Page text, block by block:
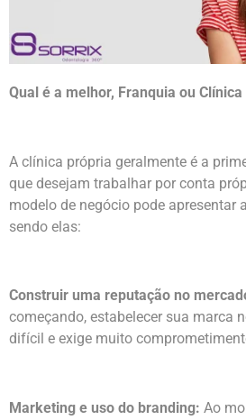
Qual é a melhor, Franquia ou
A clínica própria geralmente é a
que desejam trabalhar por conta
modelo de negócio pode apresentar
sendo elas:
Construir uma reputação no
começando, estabelecer sua marca
difícil e exige muito
Marketing e uso do branding: Ao